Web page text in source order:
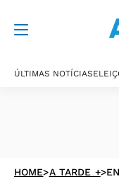
ÚLTIMAS NOTÍCIAS
HOME>A TARDE +>